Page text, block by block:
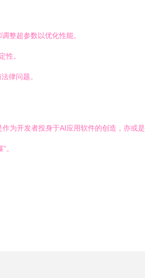
整超参数以优化性能。
性。
律问题。
为开发者投身于AI应用软件的创造，亦或
。